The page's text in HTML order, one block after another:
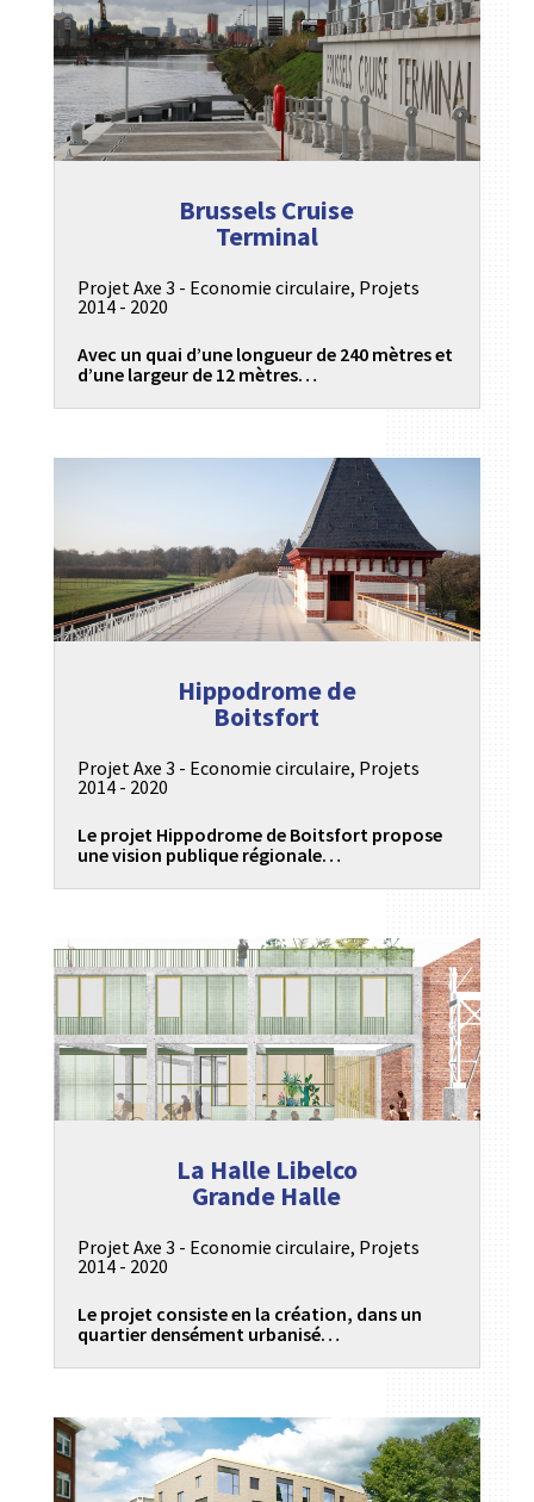
Brussels Cruise
Terminal
Projet Axe 3 - Economie circulaire, Projets
2014 - 2020
Avec un quai d’une longueur de 240 mètres et
d’une largeur de 12 mètres…
Hippodrome de
Boitsfort
Projet Axe 3 - Economie circulaire, Projets
2014 - 2020
Le projet Hippodrome de Boitsfort propose
une vision publique régionale…
La Halle Libelco
Grande Halle
Projet Axe 3 - Economie circulaire, Projets
2014 - 2020
Le projet consiste en la création, dans un
quartier densément urbanisé…